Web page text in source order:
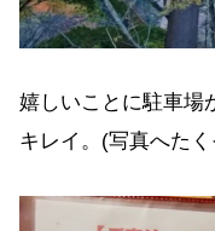
嬉しいことに駐車場
キレイ。(写真へたく